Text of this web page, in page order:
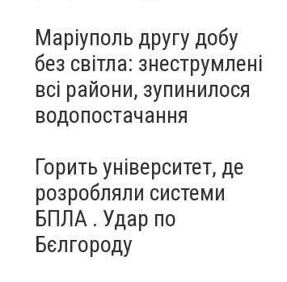
Маріуполь другу добу
без світла: знеструмлені
всі райони, зупинилося
водопостачання
Горить університет, де
розробляли системи
БПЛА . Удар по
Бєлгороду